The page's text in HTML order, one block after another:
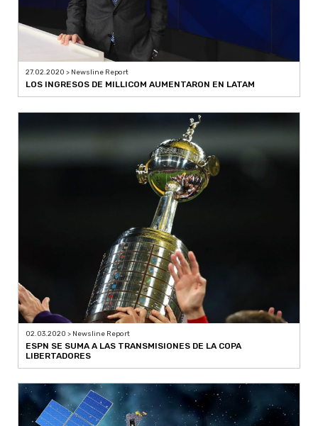
27.02.2020 > Newsline Report
LOS INGRESOS DE MILLICOM AUMENTARON EN LATAM
02.03.2020 > Newsline Report
ESPN SE SUMA A LAS TRANSMISIONES DE LA COPA
LIBERTADORES